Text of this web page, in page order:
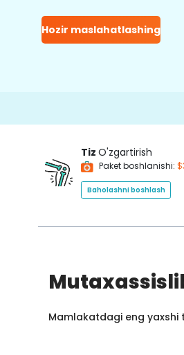
Hozir maslahatlashing
Tiz O'zgartirish
Paket boshlanishi:
Baholashni boshlash
Mamlakatdagi eng